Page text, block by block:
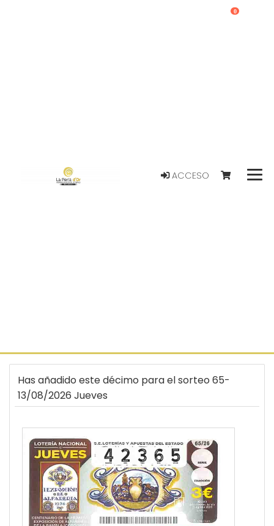
ACCESO
0
Has añadido este décimo para el sorteo 65-
13/08/2026 Jueves